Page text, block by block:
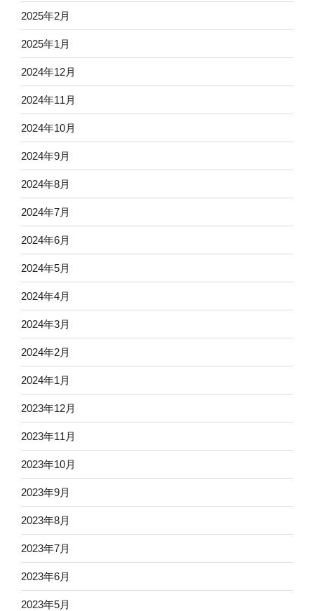
2025年2月
2025年1月
2024年12月
2024年11月
2024年10月
2024年9月
2024年8月
2024年7月
2024年6月
2024年5月
2024年4月
2024年3月
2024年2月
2024年1月
2023年12月
2023年11月
2023年10月
2023年9月
2023年8月
2023年7月
2023年6月
2023年5月